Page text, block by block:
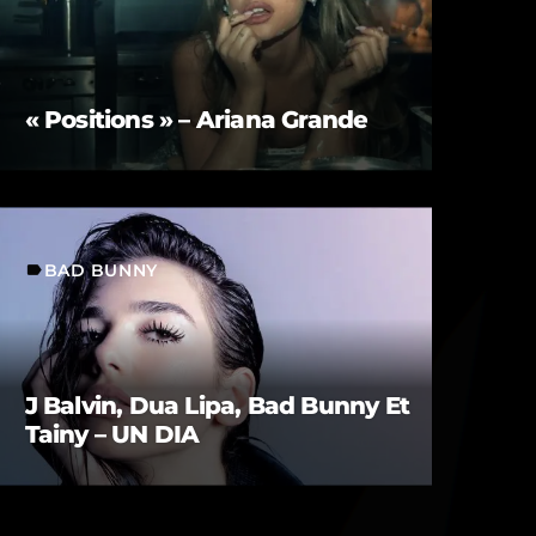
« Positions » – Ariana Grande
label BAD BUNNY
J Balvin, Dua Lipa, Bad Bunny Et
Tainy – UN DIA